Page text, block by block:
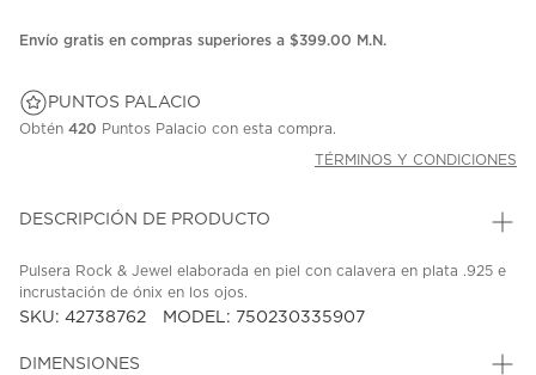
en
Envío gratis en compras superiores a $399.00 M.N.
PUNTOS PALACIO
Obtén 420 Puntos Palacio con esta compra.
TÉRMINOS Y CONDICIONES
DESCRIPCIÓN DE PRODUCTO
Pulsera Rock & Jewel elaborada en piel con calavera en plata .925 e
incrustación de ónix en los ojos.
SKU: 42738762 MODEL: 750230335907
DIMENSIONES